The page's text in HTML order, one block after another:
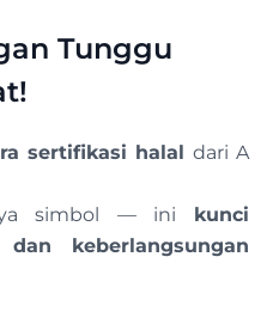
Tunggu
sertifikasi halal dari A
simbol — ini kunci
keberlangsungan